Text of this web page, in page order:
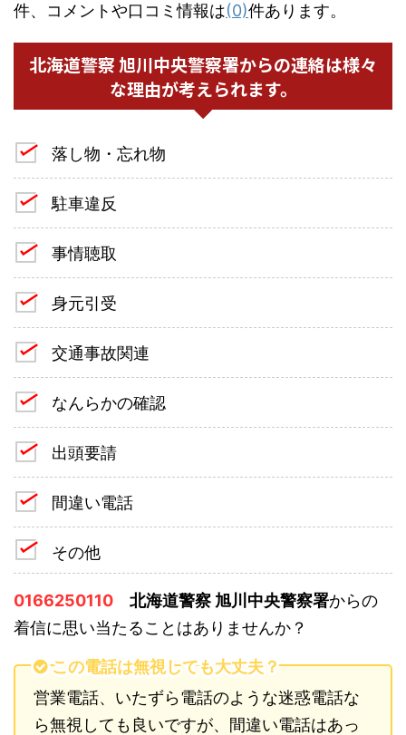
件、コメントや口コミ情報は(0)件あります。
北海道警察 旭川中央警察署からの連絡は様々
な理由が考えられます。
落し物・忘れ物
駐車違反
事情聴取
身元引受
交通事故関連
なんらかの確認
出頭要請
間違い電話
その他
0166250110 北海道警察 旭川中央警察署からの
着信に思い当たることはありませんか？
この電話は無視しても大丈夫？
営業電話、いたずら電話のような迷惑電話な
ら無視しても良いですが、間違い電話はあっ